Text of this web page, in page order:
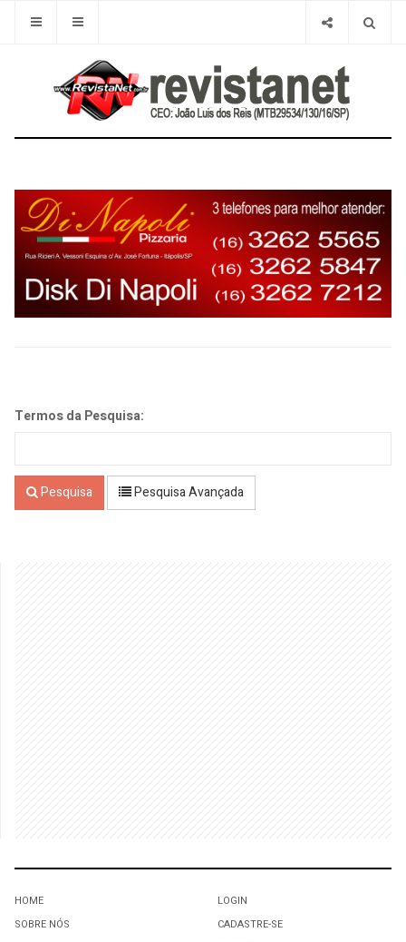
Termos da Pesquisa:
Pesquisa Pesquisa Avançada
HOME
SOBRE NÓS
LOGIN
CADASTRE-SE